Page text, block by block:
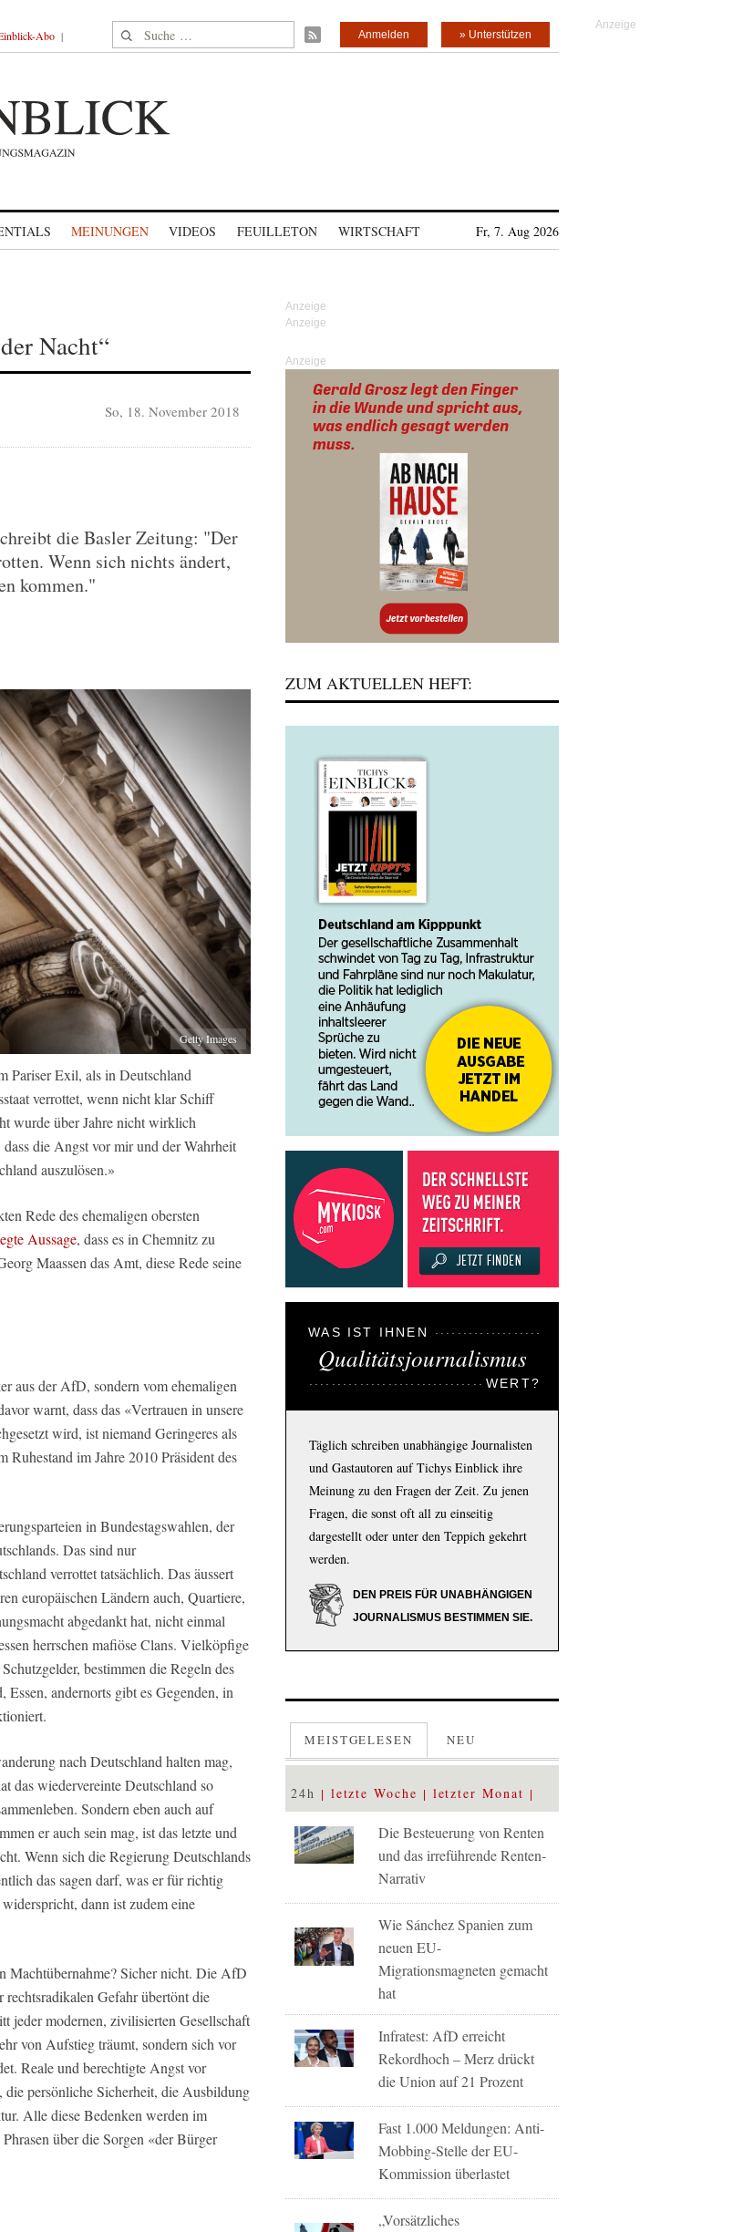
Abo Suche nach: » Unterstützen
Anmelden
MEINUNGEN VIDEOS FEUILLETON WIRTSCHAFT Fr, 7. Aug 2026
Nacht“
So, 18. November 2018
die Basler Zeitung: "Der
Wenn sich nichts ändert,
kommen."
Getty Images
Pariser Exil, als in Deutschland
verrottet, wenn nicht klar Schiff
wurde über Jahre nicht wirklich
die Angst vor mir und der Wahrheit
auszulösen.»
Rede des ehemaligen obersten
Aussage, dass es in Chemnitz zu
Maassen das Amt, diese Rede seine
aus der AfD, sondern vom ehemaligen
warnt, dass das «Vertrauen in unsere
wird, ist niemand Geringeres als
Ruhestand im Jahre 2010 Präsident des
in Bundestagswahlen, der
Das sind nur
verrottet tatsächlich. Das äussert
europäischen Ländern auch, Quartiere,
abgedankt hat, nicht einmal
herrschen mafiöse Clans. Vielköpfige
bestimmen die Regeln des
andernorts gibt es Gegenden, in
nach Deutschland halten mag,
das wiedervereinte Deutschland so
Sondern eben auch auf
er auch sein mag, ist das letzte und
Wenn sich die Regierung Deutschlands
das sagen darf, was er für richtig
dann ist zudem eine
Machtübernahme? Sicher nicht. Die AfD
Gefahr übertönt die
jeder modernen, zivilisierten Gesellschaft
von Aufstieg träumt, sondern sich vor
Reale und berechtigte Angst vor
die persönliche Sicherheit, die Ausbildung
Alle diese Bedenken werden im
über die Sorgen «der Bürger
Anzeige
ZUM AKTUELLEN HEFT:
WAS IST IHNEN
Qualitätsjournalismus
WERT?
Täglich schreiben unabhängige Journalisten
und Gastautoren auf Tichys Einblick ihre
Meinung zu den Fragen der Zeit. Zu jenen
Fragen, die sonst oft all zu einseitig
dargestellt oder unter den Teppich gekehrt
werden.
DEN PREIS FÜR UNABHÄNGIGEN
JOURNALISMUS BESTIMMEN SIE.
MEISTGELESEN NEU
24h letzte Woche letzter Monat
Die Besteuerung von Renten
und das irreführende Renten-
Narrativ
Wie Sánchez Spanien zum
neuen EU-
Migrationsmagneten gemacht
hat
Infratest: AfD erreicht
Rekordhoch – Merz drückt
die Union auf 21 Prozent
Fast 1.000 Meldungen: Anti-
Mobbing-Stelle der EU-
Kommission überlastet
„Vorsätzliches